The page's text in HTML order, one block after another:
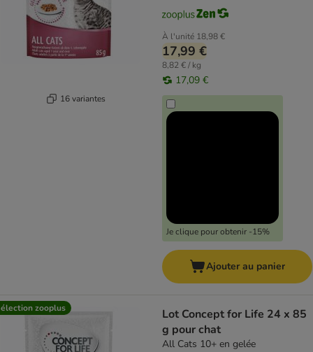
16 variantes
À l'unité 18,98 €
17,99 €
8,82 € / kg
17,09 €
Je clique pour obtenir -15%
Ajouter au panier
zooplus
Lot Concept for Life 24 x 85
g pour chat
All Cats 10+ en gelée